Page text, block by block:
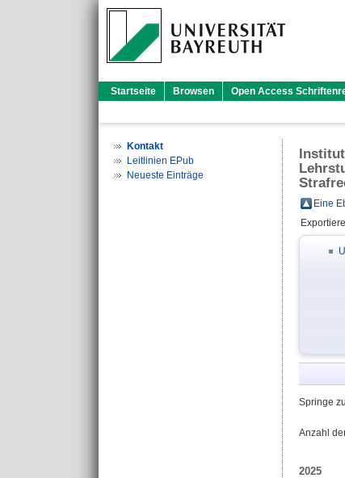
Startseite Browsen Open Access
Kontakt
Leitlinien EPub
Neueste Einträge
Eine
Springe
Anzahl
2025